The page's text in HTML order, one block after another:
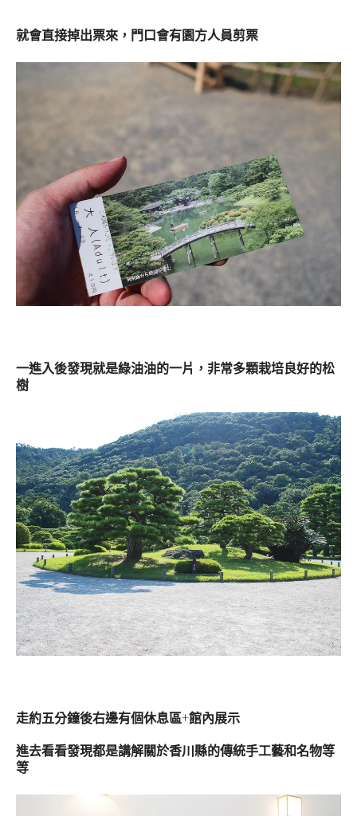
就會直接掉出票來， 門口會有園方人員剪票
一進入後發現就是綠油油的一片， 非常多顆栽培良好的松
樹
走約五分鐘後右邊有個休息區+館內展示
進去看看發現都是講解關於香川縣的傳統手工藝和名物等
等